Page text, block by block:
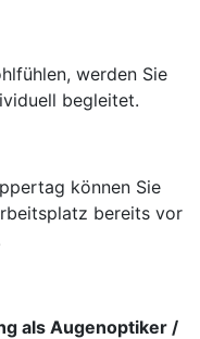
werden Sie
begleitet.
können Sie
bereits vor
als Augenoptiker /